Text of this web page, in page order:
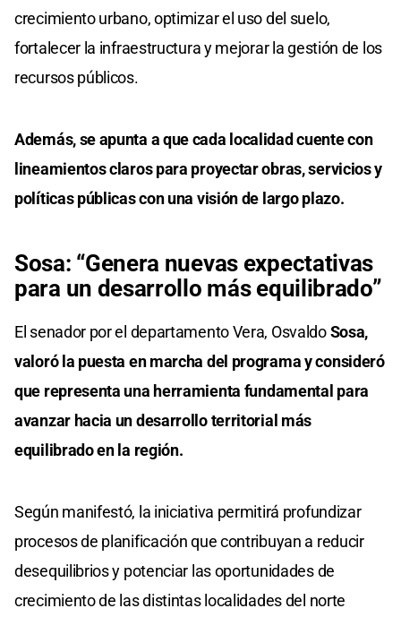
crecimiento urbano, optimizar el uso del suelo,
fortalecer la infraestructura y mejorar la gestión de los
recursos públicos.
Además, se apunta a que cada localidad cuente con
lineamientos claros para proyectar obras, servicios y
políticas públicas con una visión de largo plazo.
Sosa: “Genera nuevas expectativas
para un desarrollo más equilibrado”
El senador por el departamento Vera, OsvaldoSosa,
valoró la puesta en marcha del programa y consideró
que representa una herramienta fundamental para
avanzar hacia un desarrollo territorial más
equilibrado en la región.
Según manifestó, la iniciativa permitirá profundizar
procesos de planificación que contribuyan a reducir
desequilibrios y potenciar las oportunidades de
crecimiento de las distintas localidades del norte